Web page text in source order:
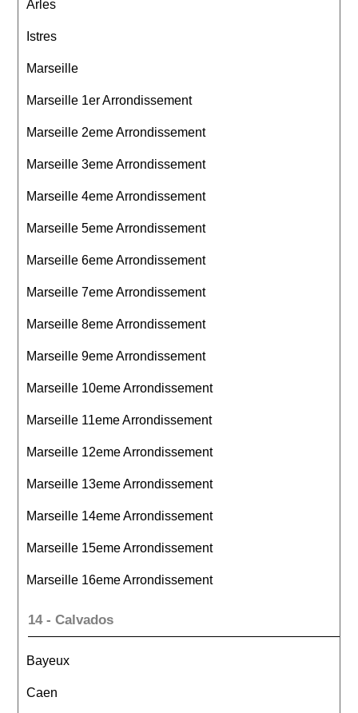
Arles
Istres
Marseille
Marseille 1er Arrondissement
Marseille 2eme Arrondissement
Marseille 3eme Arrondissement
Marseille 4eme Arrondissement
Marseille 5eme Arrondissement
Marseille 6eme Arrondissement
Marseille 7eme Arrondissement
Marseille 8eme Arrondissement
Marseille 9eme Arrondissement
Marseille 10eme Arrondissement
Marseille 11eme Arrondissement
Marseille 12eme Arrondissement
Marseille 13eme Arrondissement
Marseille 14eme Arrondissement
Marseille 15eme Arrondissement
Marseille 16eme Arrondissement
14 - Calvados
Bayeux
Caen